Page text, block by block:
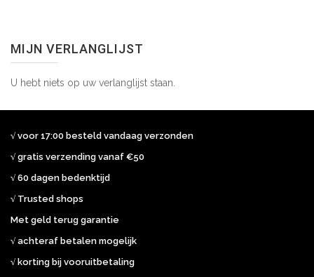
MIJN VERLANGLIJST
U hebt niets op uw verlanglijst staan.
√ voor 17:00 besteld vandaag verzonden
√ gratis verzending vanaf €50
√ 60 dagen bedenktijd
√ Trusted shops
Met geld terug garantie
√ achteraf betalen mogelijk
√ korting bij vooruitbetaling